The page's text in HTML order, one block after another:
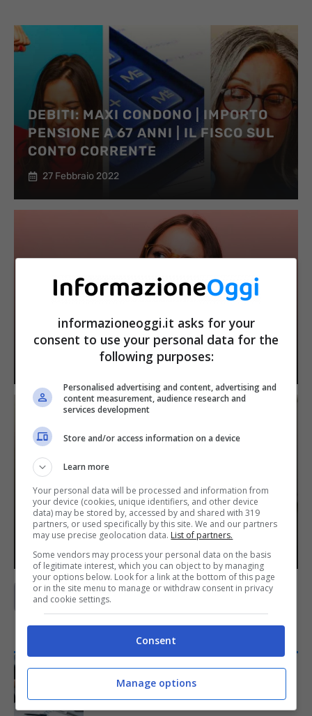
DEBITI: MAXI CONDONO | IMPORTO
PENSIONE A 67 ANNI | IL FISCO SUL
CONTO CORRENTE
27 Febbraio 2022
PERMESSI LEGGE 104 E LAVORO
AUTONOMO: CHI PUÒ FARE
DOMANDA ALL’INPS?
27 Febbraio 2022
LEGGE 104 E PASSAGGIO DEI
PERMESSI TRA FRATELLI O
SORELLE: COME FUNZIONA
Previous 1
ARTICOLI RECENTI
Stipendio più basso in busta
paga ad agosto: è colpa
informazioneoggi.it asks for your
consent to use your personal data for the
following purposes:
Personalised advertising and content, advertising and
content measurement, audience research and
services development
Store and/or access information on a device
Learn more
Your personal data will be processed and information from
your device (cookies, unique identifiers, and other device
data) may be stored by, accessed by and shared with 319
partners, or used specifically by this site. We and our partners
may use precise geolocation data. List of partners.
Some vendors may process your personal data on the basis
of legitimate interest, which you can object to by managing
your options below. Look for a link at the bottom of this page
or in the site menu to manage or withdraw consent in privacy
and cookie settings.
Consent
Manage options